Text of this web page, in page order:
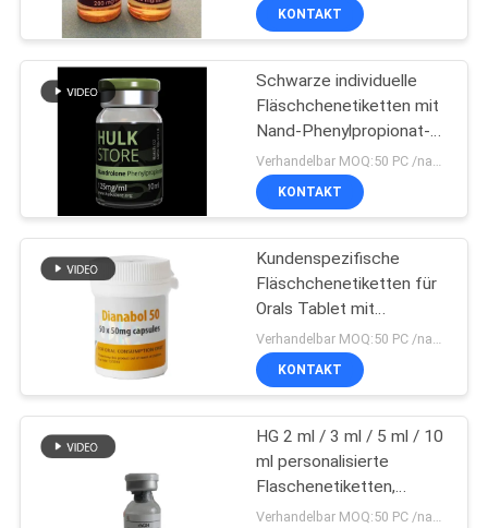
POLICY
Kästen der Phiolen-
10ml
45
27
KONTAKT
Schwarze individuelle
Fläschchenetiketten mit
Nand-Phenylpropionat-
100-mg-Glanzlackierung
KONTAKT
Kundenspezifische
Fläschchenetiketten für
Orals Tablet mit
glänzender Oberfläche
für weiße Dianbol-
Plastikflaschen
KONTAKT
HG 2 ml / 3 ml / 5 ml / 10
ml personalisierte
Flaschenetiketten,
individuelle